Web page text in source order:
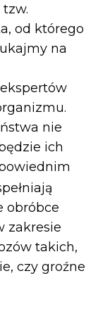
od którego
na
nie
ich
obróbce
zakresie
takich,
czy groźne